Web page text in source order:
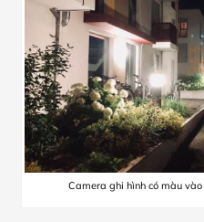
Camera ghi hình có màu